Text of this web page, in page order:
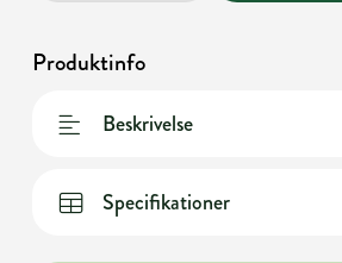
Produktinfo
Beskrivelse
Specifikationer